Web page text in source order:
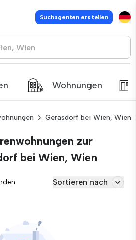
Suchagenten erstellen
Wohnungen
Gerasdorf bei Wien, Wien
zur
bei Wien, Wien
Sortieren nach